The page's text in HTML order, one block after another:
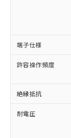
端子仕様
許容操作頻度
絶縁抵抗
耐電圧
以下の
(
対応予
非含有
調査・
非含有
商品です
害物質
仕入先
いたも
むを得
「○」
基準値
「×」
基準値
「－」